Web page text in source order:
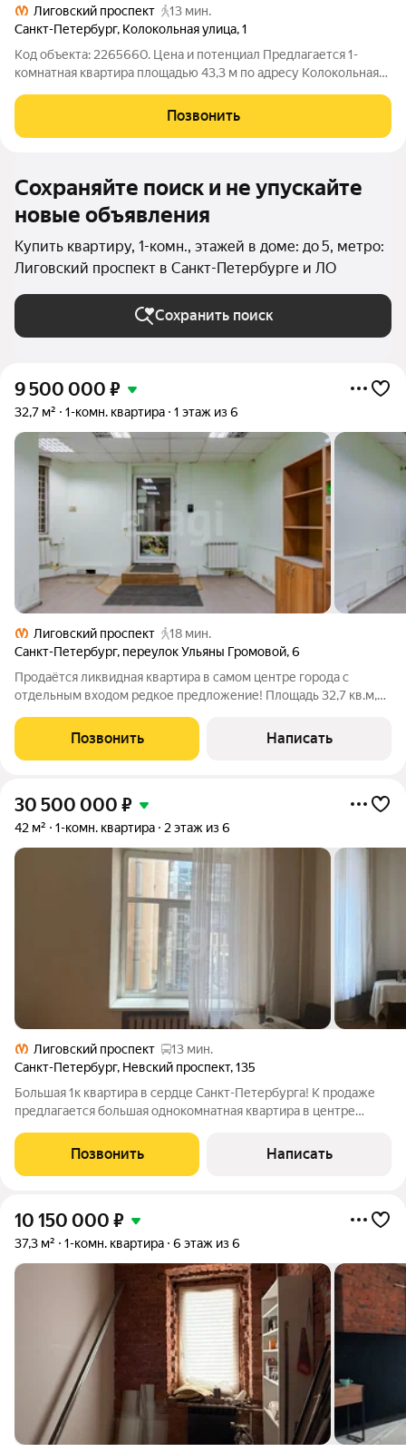
Лиговский проспект
13 мин.
Санкт-Петербург, Колокольная улица,1
Код объекта: 2265660. Цена и потенциал Предлагается 1-
комнатная квартира площадью 43,3 м по адресу Колокольная
помещения в историческом фонде и обеспечивает
конкурентную доходность при
Позвонить
Сохраняйте поиск и не упускайте
новые объявления
Купить квартиру, 1-комн., этажей в доме: до 5, метро:
Лиговский проспект в Санкт-Петербурге и ЛО
Сохранить поиск
9 500 000 ₽
32,7 м² 1-комн. квартира 1 этаж из 6
Лиговский проспект
18 мин.
Санкт-Петербург, переулок Ульяны Громовой,6
Продаётся ликвидная квартира в самом центре города с
отдельным входом редкое предложение! Площадь 32,7 кв.м,
проживания, так и для ведения бизнеса (офис, салон, студия и
др.). Ранее помещение
Позвонить Написать
30 500 000 ₽
42 м² 1-комн. квартира 2 этаж из 6
Лиговский проспект
13 мин.
Санкт-Петербург, Невский проспект,135
Большая 1к квартира в сердце Санкт-Петербурга! К продаже
предлагается большая однокомнатная квартира в центре
один собственник, в собственности более пяти лет, никто не
зарегистрирован. Квартира
Позвонить Написать
10 150 000 ₽
37,3 м² 1-комн. квартира 6 этаж из 6